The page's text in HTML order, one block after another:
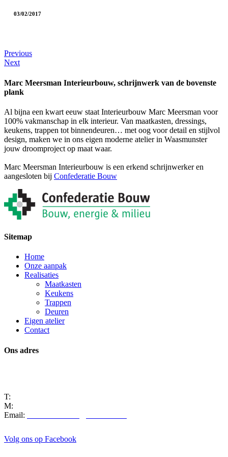
03/02/2017
Previous
Next
Marc Meersman Interieurbouw, schrijnwerk van de bovenste
plank
Al bijna een kwart eeuw staat Interieurbouw Marc Meersman voor
100% vakmanschap in elk interieur. Van maatkasten, dressings,
keukens, trappen tot binnendeuren… met oog voor detail en stijlvol
design, maken we in ons eigen moderne atelier in Waasmunster
jouw droomproject op maat waar.
Marc Meersman Interieurbouw is een erkend schrijnwerker en
aangesloten bij Confederatie Bouw
Sitemap
Home
Onze aanpak
Realisaties
Maatkasten
Keukens
Trappen
Deuren
Eigen atelier
Contact
Ons adres
T:
M:
Email:
Volg ons op Facebook